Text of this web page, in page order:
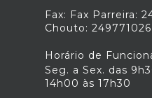
Fax: Fax Parreira:
Chouto: 249771026
Horário de
Seg. a Sex. das
14h00 às 17h30